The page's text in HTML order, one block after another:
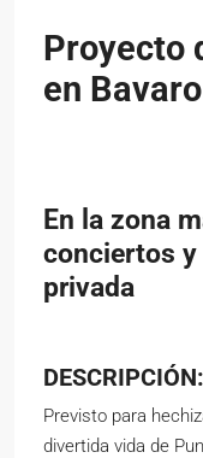
Proyecto
en Ba
En la zona
conciertos y
privada
DESCRIPCIÓN:
Previsto para
divertida vida de